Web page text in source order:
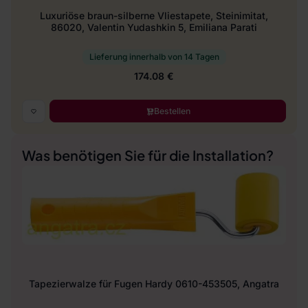
Luxuriöse braun-silberne Vliestapete, Steinimitat,
86020, Valentin Yudashkin 5, Emiliana Parati
Lieferung innerhalb von 14 Tagen
174.08 €
Bestellen
Was benötigen Sie für die Installation?
Tapezierwalze für Fugen Hardy 0610-453505, Angatra